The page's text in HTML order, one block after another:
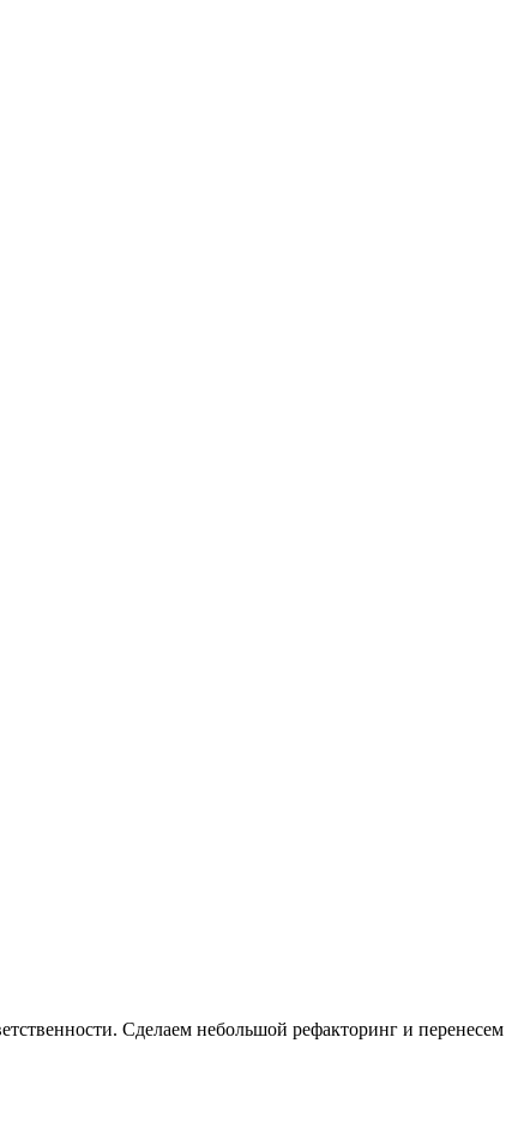
Сделаем небольшой рефакторинг и перенесем